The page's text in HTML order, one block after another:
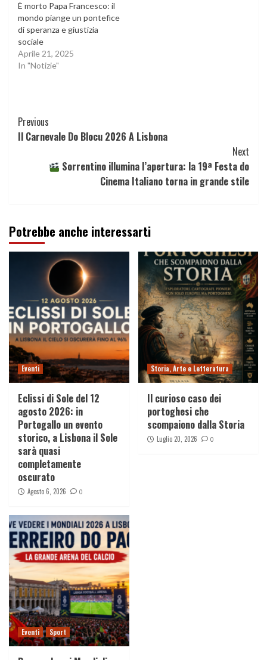
È morto Papa Francesco: il
mondo piange un pontefice
di speranza e giustizia
sociale
Aprile 21, 2025
In "Notizie"
Continue
Reading
Previous
Il Carnevale Do Blocu 2026 A Lisbona
Next
Sorrentino illumina l’apertura: la 19ª Festa do
Cinema Italiano torna in grande stile
Potrebbe anche interessarti
Eventi
Eclissi di Sole del 12
agosto 2026: in
Portogallo un evento
storico, a Lisbona il Sole
sarà quasi
completamente
oscurato
Agosto 6, 2026 0
Storia, Arte e Letteratura
Il curioso caso dei
portoghesi che
scompaiono dalla Storia
Luglio 20, 2026 0
Eventi Sport